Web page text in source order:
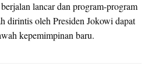
lancar dan program-program
dirintis oleh Presiden Jokowi dapat
kepemimpinan baru.